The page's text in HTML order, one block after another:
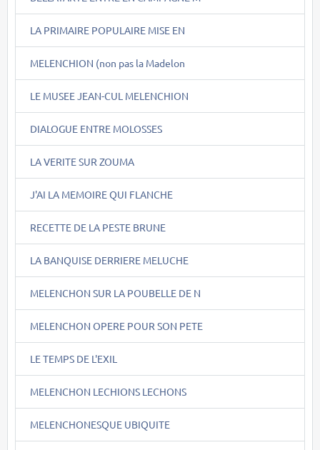
LA PRIMAIRE POPULAIRE MISE EN
MELENCHION (non pas la Madelon
LE MUSEE JEAN-CUL MELENCHION
DIALOGUE ENTRE MOLOSSES
LA VERITE SUR ZOUMA
J'AI LA MEMOIRE QUI FLANCHE
RECETTE DE LA PESTE BRUNE
LA BANQUISE DERRIERE MELUCHE
MELENCHON SUR LA POUBELLE DE N
MELENCHON OPERE POUR SON PETE
LE TEMPS DE L'EXIL
MELENCHON LECHIONS LECHONS
MELENCHONESQUE UBIQUITE